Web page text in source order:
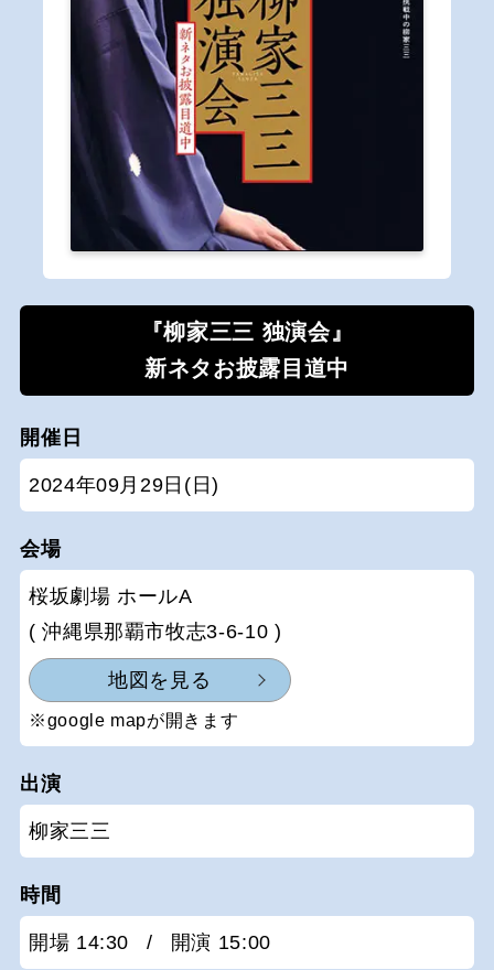
『柳家三三 独演会』
新ネタお披露目道中
開催日
2024年09月29日(日)
会場
桜坂劇場 ホールA
( 沖縄県那覇市牧志3-6-10 )
地図を見る
※google mapが開きます
出演
柳家三三
時間
開場 14:30 / 開演 15:00